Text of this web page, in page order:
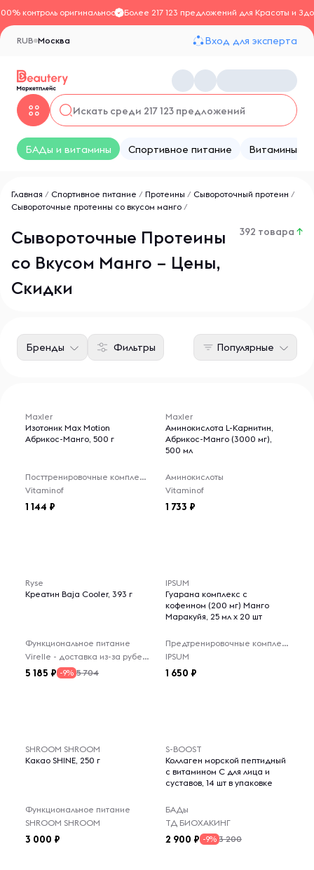
контроль оригинальностиБолее 217 123 предложений для Красоты и
Москва
RUB Вход для эксперта
БАДы и витамины Спортивное питание Витамины
Главная / Спортивное питание / Протеины / Сывороточный протеин /
Сывороточные протеины со вкусом манго /
Сывороточные Протеины
со Вкусом Манго – Цены,
Скидки
392 товара ↑
Фильтры
Бренды Популярные
Maxler
Изотоник Max Motion
Абрикос-Манго, 500 г
Посттренировочные комплексы
Vitaminof
1 144
Maxler
Аминокислота L-Карнитин,
Абрикос-Манго (3000 мг),
500 мл
Аминокислоты
Vitaminof
1 733
Ryse
Креатин Baja Cooler, 393 г
Функциональное питание
Virelle - доставка из-за рубежа
5 185 -9% 5 704
IPSUM
Гуарана комплекс с
кофеином (200 мг) Манго
Маракуйя, 25 мл x 20 шт
Предтренировочные комплексы
IPSUM
1 650
SHROOM SHROOM
Какао SHINE, 250 г
Функциональное питание
SHROOM SHROOM
3 000
S-BOOST
Коллаген морской пептидный
с витамином С для лица и
суставов, 14 шт в упаковке
БАДы
ТД БИОХАКИНГ
2 900 -9% 3 200